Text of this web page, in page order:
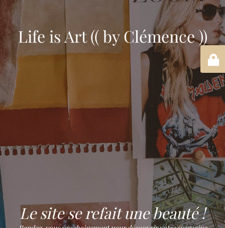
Life is Art (( by Clémence ))
Le site se refait une beauté !